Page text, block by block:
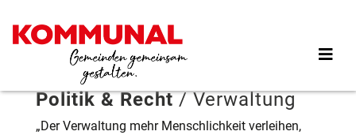
Inhalt
Politik & Recht/Verwaltung
„Der Verwaltung mehr Menschlichkeit verleihen,